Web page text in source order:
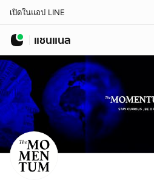
เปิดในแอป LINE
แชนแนล